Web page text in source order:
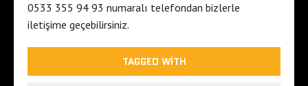
0533 355 94 93 numaralı telefondan bizlerle
iletişime geçebilirsiniz.
TAGGED WITH